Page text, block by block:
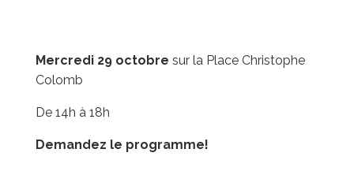
Mercredi 29 octobre sur la Place Christophe
Colomb
De 14h à 18h
Demandez le programme!